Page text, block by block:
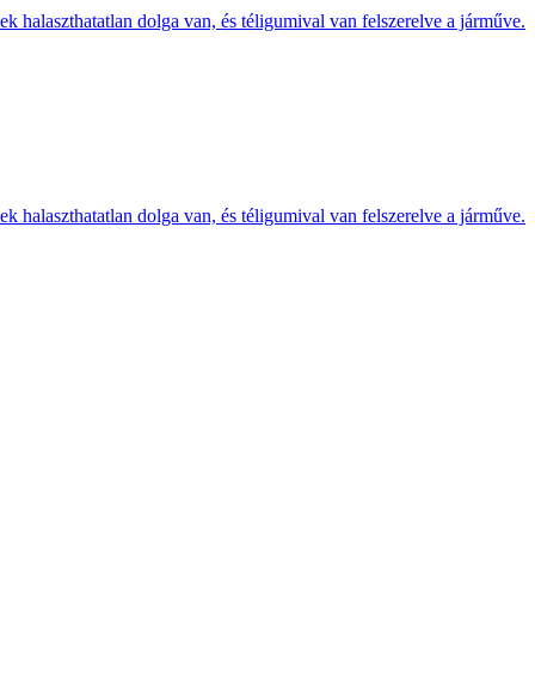
dolga van, és téligumival van felszerelve a járműve.
dolga van, és téligumival van felszerelve a járműve.